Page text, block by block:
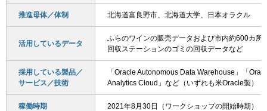
推進母体／体制 北海道富良野市、北海道大学、日本オラクル
活用しているデータ
ふらのワインの販売データおよび市内約600カ所
回収ステーションのゴミの回収データなど
採用している製品／
サービス／技術
「Oracle Autonomous Data Warehouse」「
Analytics Cloud」など（いずれも米Oracle製）
稼働時期 2021年8月30日（ワークショップの開始時期）